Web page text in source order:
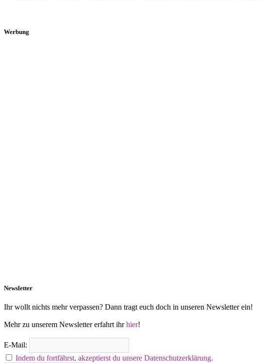
Werbung
Newsletter
Ihr wollt nichts mehr verpassen? Dann tragt euch doch in unseren Newsletter ein!
Mehr zu unserem Newsletter erfahrt ihrhier!
E-Mail:
Indem du fortfährst, akzeptierst du unsere Datenschutzerklärung.